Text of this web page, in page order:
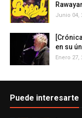
Junio 04,
en su
Enero 27,
Puede interesarte